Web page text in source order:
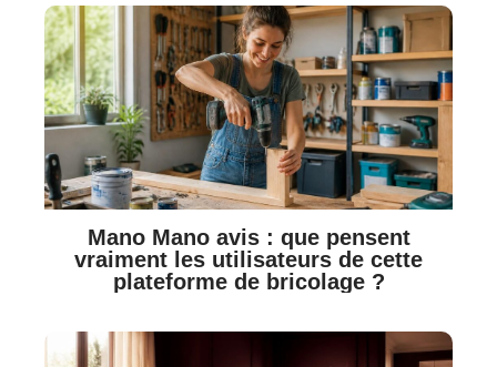
Mano Mano avis : que pensent
vraiment les utilisateurs de cette
plateforme de bricolage ?